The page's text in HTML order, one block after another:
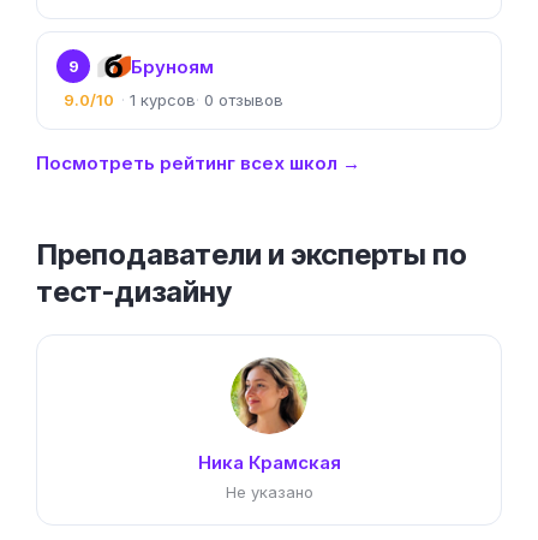
9 Бруноям
9.0/10 1 0
Посмотреть рейтинг всех школ →
Преподаватели и эксперты по
тест-дизайну
Ника Крамская
Не указано